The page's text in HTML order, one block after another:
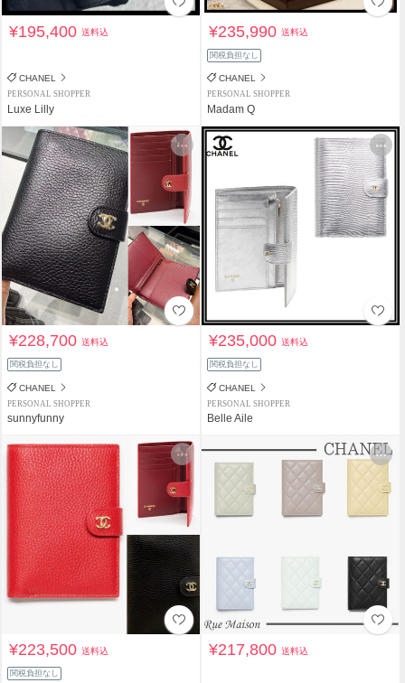
¥195,400送料込
CHANEL
PERSONAL SHOPPER
Luxe Lilly
¥235,990送料込
関税負担なし
CHANEL
PERSONAL SHOPPER
Madam Q
¥228,700送料込
関税負担なし
CHANEL
PERSONAL SHOPPER
sunnyfunny
¥235,000送料込
関税負担なし
CHANEL
PERSONAL SHOPPER
Belle Aile
¥223,500送料込
関税負担なし
¥217,800送料込